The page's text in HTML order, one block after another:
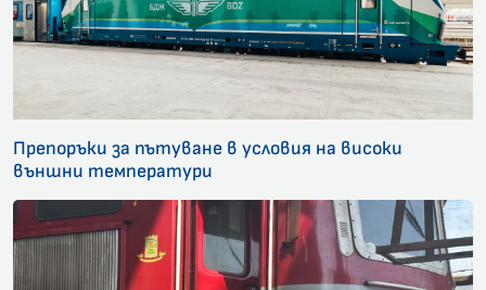
Препоръки за пътуване в условия на високи
външни температури